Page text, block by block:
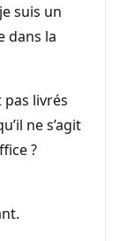
suis un
dans la
livrés
ne s’agit
?